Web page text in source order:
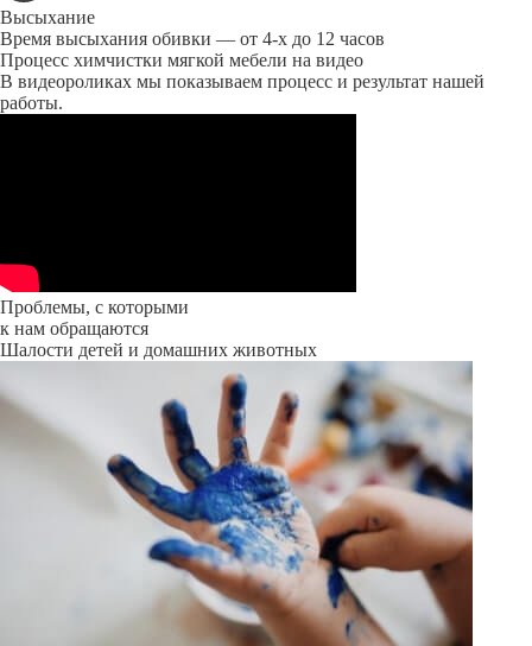
Высыхание
Время высыхания обивки — от 4-х до 12 часов
Процесс химчистки мягкой мебели на видео
В видеороликах мы показываем процесс и результат нашей
работы.
Проблемы, с которыми
к нам обращаются
Шалости детей и домашних животных